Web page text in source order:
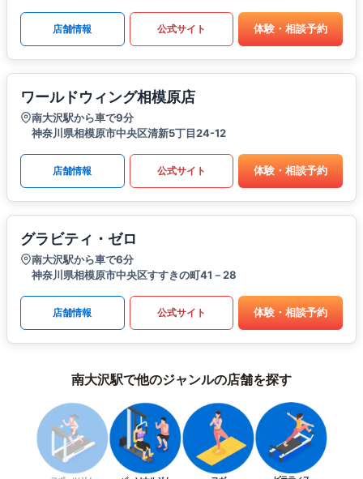
店舗情報 公式サイト 体験・相談予約
ワールドウィング相模原店
南大沢駅から車で9分
神奈川県相模原市中央区清新5丁目24-12
店舗情報 公式サイト 体験・相談予約
グラビティ・ゼロ
南大沢駅から車で6分
神奈川県相模原市中央区すすきの町41－28
店舗情報 公式サイト 体験・相談予約
南大沢駅で他のジャンルの店舗を探す